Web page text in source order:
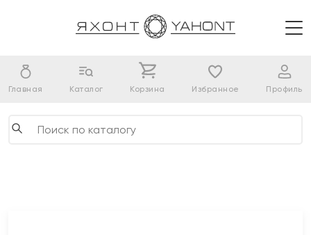
Главная Каталог Корзина Избранное Профиль